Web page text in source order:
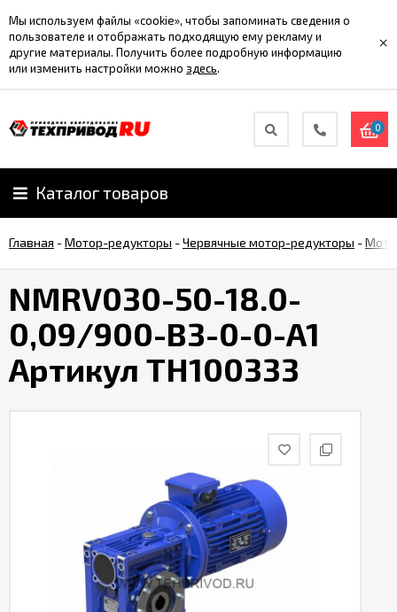
Мы используем файлы «cookie», чтобы запоминать сведения о
пользователе и отображать подходящую ему рекламу и
другие материалы. Получить более подробную информацию
или изменить настройки можно здесь.
×
0
Каталог товаров
Главная -Мотор-редукторы -Червячные мотор-редукторы -
NMRV030-50-18.0-
0,09/900-B3-0-0-A1
Артикул TH100333